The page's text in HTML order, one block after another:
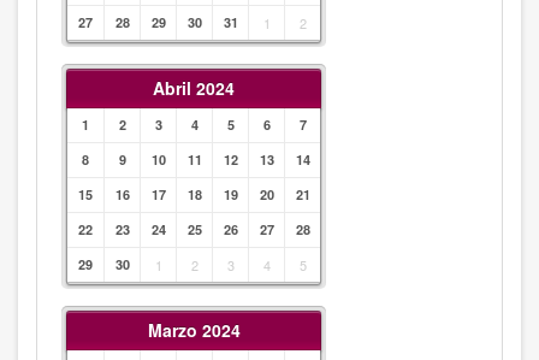
27
28 29 30 31 1 2
Abril 2024
1 2 3 4 5 6
7
8
9 10 11 12 13
14
15
16 17 18 19 20
21
22
23 24 25 26 27
28
29
30 1 2 3 4 5
Marzo 2024